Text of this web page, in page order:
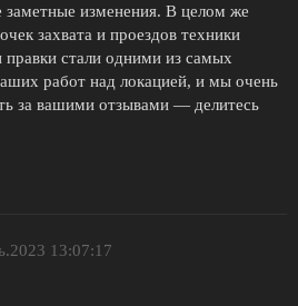
изменения. В целом же
захвата и проездов техники
стали одними из самых
работ над локацией, и мы очень
за вашими отзывами — делитесь
13:07:17